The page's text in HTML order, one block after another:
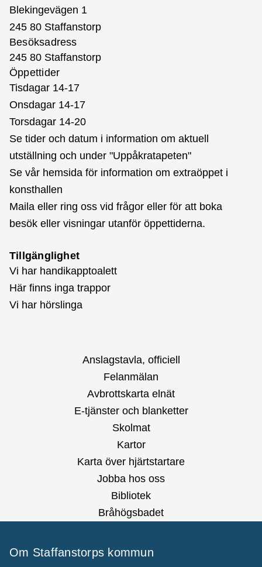
Blekingevägen 1
245 80 Staffanstorp
Besöksadress
245 80 Staffanstorp
Öppettider
Tisdagar 14-17
Onsdagar 14-17
Torsdagar 14-20
Se tider och datum i information om aktuell
utställning och under "Uppåkratapeten"
Se vår hemsida för information om extraöppet i
konsthallen
Maila eller ring oss vid frågor eller för att boka
besök eller visningar utanför öppettiderna.
Tillgänglighet
Vi har handikapptoalett
Här finns inga trappor
Vi har hörslinga
Anslagstavla, officiell
Felanmälan
Avbrottskarta elnät
E-tjänster och blanketter
Skolmat
Kartor
Karta över hjärtstartare
Jobba hos oss
Bibliotek
Bråhögsbadet
Om Staffanstorps kommun